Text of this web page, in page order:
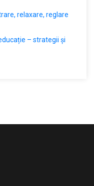
relaxare, reglare
– strategii și